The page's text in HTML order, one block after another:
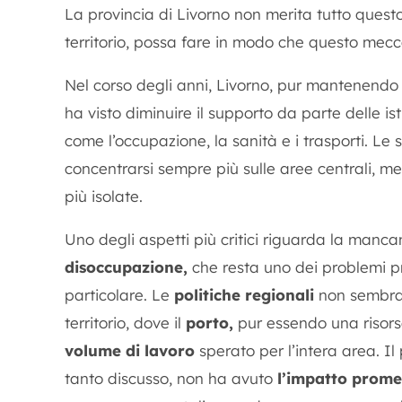
La provincia di Livorno non merita tutto
territorio, possa fare in modo che questo
Nel corso degli anni, Livorno, pur
ha visto diminuire il supporto da parte delle
come l’occupazione, la sanità e i trasporti.
concentrarsi sempre più sulle aree centrali,
più isolate.
Uno degli aspetti più critici riguarda la
disoccupazione, che resta uno dei problemi
particolare. Le politiche regionali non
territorio, dove il porto, pur essendo una
volume di lavoro sperato per l’intera area.
tanto discusso, non ha avuto l’impatto